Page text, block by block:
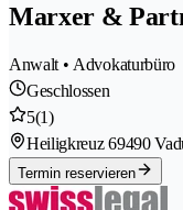
Marxer &
Anwalt • Advokaturbüro
Geschlossen
5(1)
Heiligkreuz 69490
Termin reservieren